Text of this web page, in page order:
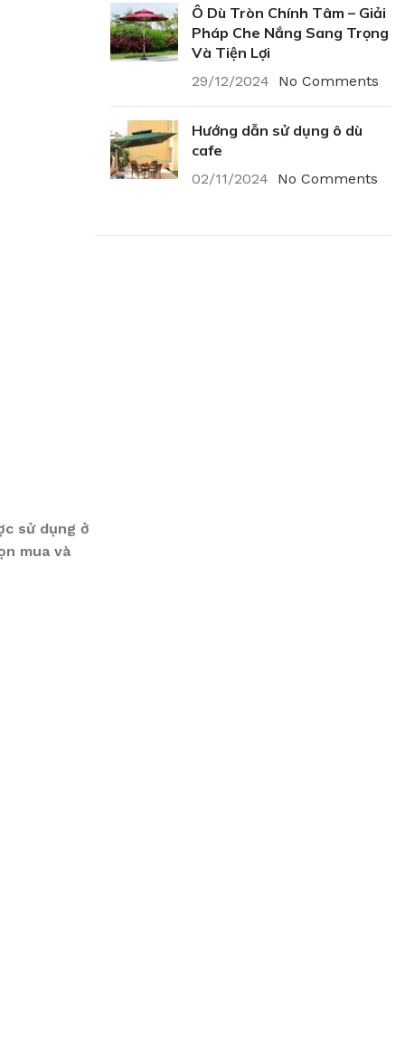
sử dụng ở
mua và
Ô Dù Tròn Chính Tâm – Giải
Pháp Che Nắng Sang Trọng
Và Tiện Lợi
29/12/2024 No Comments
Hướng dẫn sử dụng ô dù
cafe
02/11/2024 No Comments